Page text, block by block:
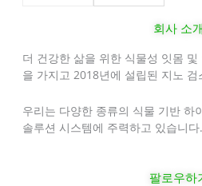
회사 소개
더 건강한 삶을 위한 식물성 잇몸
을 가지고 2018년에 설립된 지노
우리는 다양한 종류의 식물 기반 하
솔루션 시스템에 주력하고 있습니다.
팔로우하